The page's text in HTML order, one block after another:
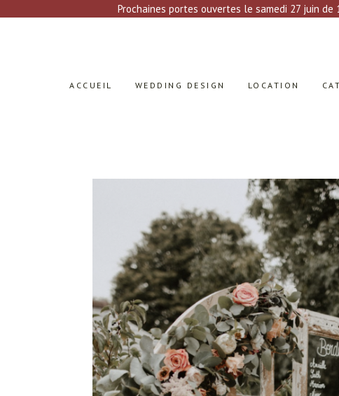
Prochaines portes ouvertes le samedi 27 juin de
ACCUEIL WEDDING DESIGN LOCATION